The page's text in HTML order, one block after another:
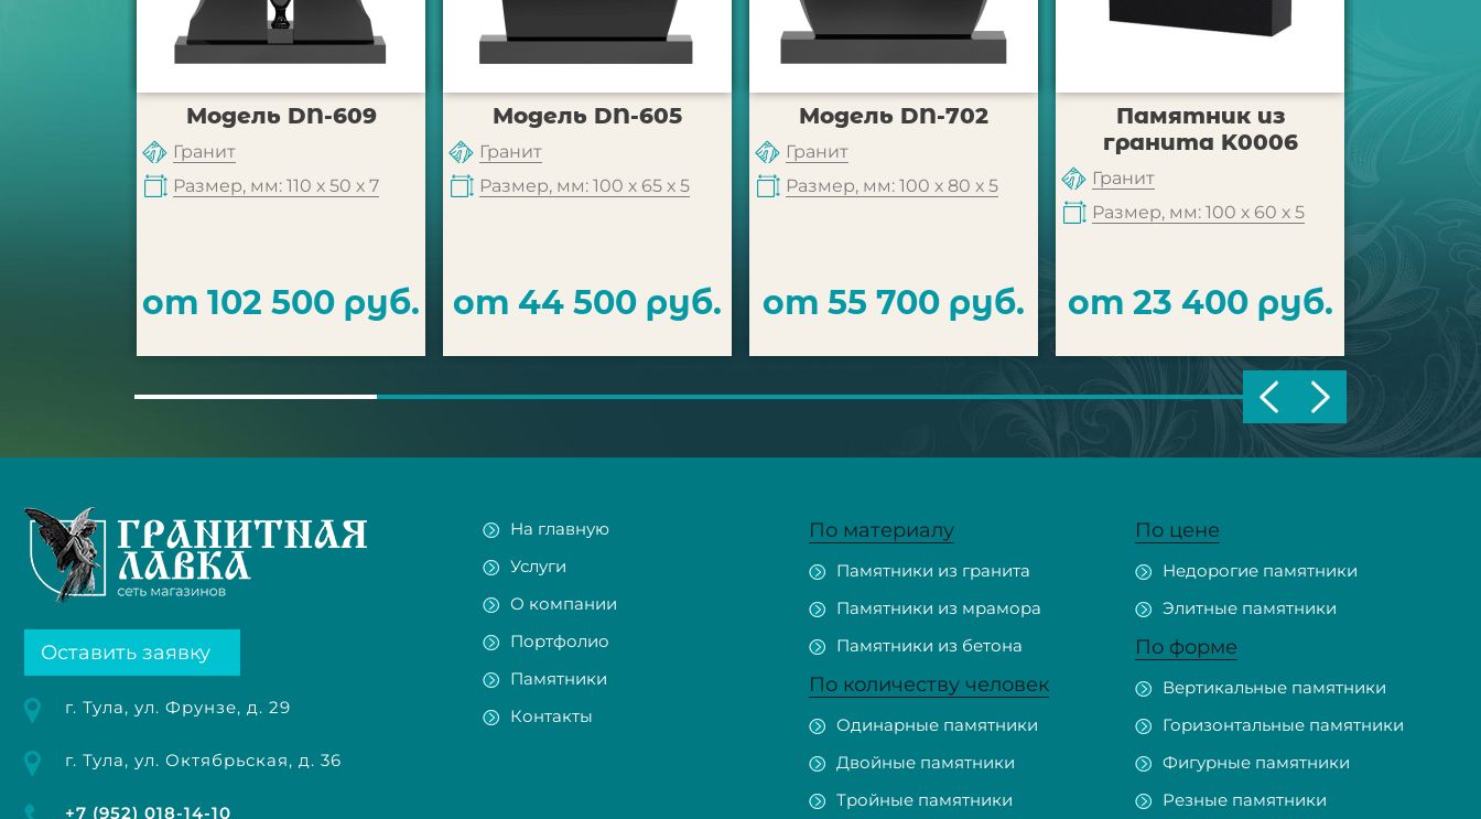
Модель DN-609
Гранит
Размер, мм: 110 х 50 х 7
от 102 500 руб.
Модель DN-605
Гранит
Размер, мм: 100 х 65 х 5
от 44 500 руб.
Модель DN-702
Гранит
Размер, мм: 100 х 80 х 5
от 55 700 руб.
Памятник из
гранита K0006
Гранит
Размер, мм: 100 х 60 х 5
от 23 400 руб. от
Оставить заявку
г. Тула, ул. Фрунзе, д. 29
г. Тула, ул. Октябрьская, д. 36
+7 (952) 018-14-10
На главную
Услуги
О компании
Портфолио
Памятники
Контакты
По материалу
Памятники из гранита
Памятники из мрамора
Памятники из бетона
По количеству человек
Одинарные памятники
Двойные памятники
Тройные памятники
По цене
Недорогие памятники
Элитные памятники
По форме
Вертикальные памятники
Горизонтальные памятники
Фигурные памятники
Резные памятники